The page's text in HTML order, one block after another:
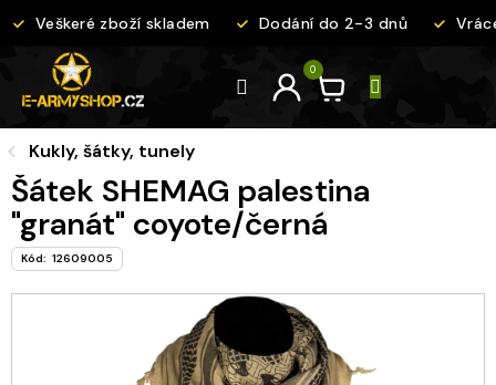
na
Veškeré zboží skladem Dodání do 2-3 dnů
Kukly, šátky, tunely
Šátek SHEMAG palestina
"granát" coyote/černá
Kód: 12609005